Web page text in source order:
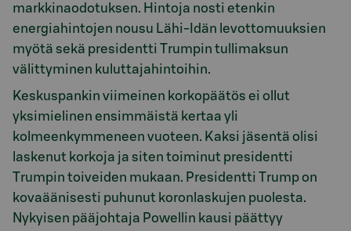
markkinaodotuksen. Hintoja nosti etenkin
energiahintojen nousu Lähi-Idän levottomuuksien
myötä sekä presidentti Trumpin tullimaksun
välittyminen kuluttajahintoihin.
Keskuspankin viimeinen korkopäätös ei ollut
yksimielinen ensimmäistä kertaa yli
kolmeenkymmeneen vuoteen. Kaksi jäsentä olisi
laskenut korkoja ja siten toiminut presidentti
Trumpin toiveiden mukaan. Presidentti Trump on
kovaäänisesti puhunut koronlaskujen puolesta.
Nykyisen pääjohtaja Powellin kausi päättyy